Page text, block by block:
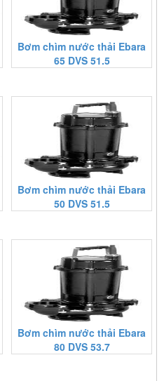
Bơm chìm nước thải Ebara
65 DVS 51.5
Bơm chìm nước thải Ebara
50 DVS 51.5
Bơm chìm nước thải Ebara
80 DVS 53.7